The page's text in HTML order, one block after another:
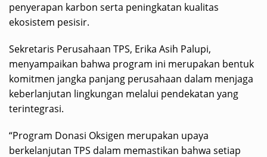
penyerapan karbon serta peningkatan kualitas
ekosistem pesisir.
Sekretaris Perusahaan TPS, Erika Asih Palupi,
menyampaikan bahwa program ini merupakan bentuk
komitmen jangka panjang perusahaan dalam menjaga
keberlanjutan lingkungan melalui pendekatan yang
terintegrasi.
“Program Donasi Oksigen merupakan upaya
berkelanjutan TPS dalam memastikan bahwa setiap